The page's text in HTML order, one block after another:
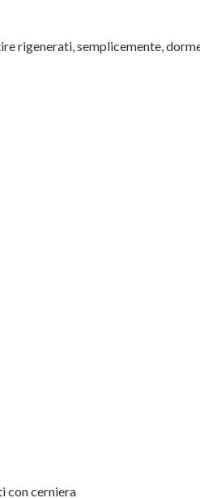
rigenerati, semplicemente,
con cerniera